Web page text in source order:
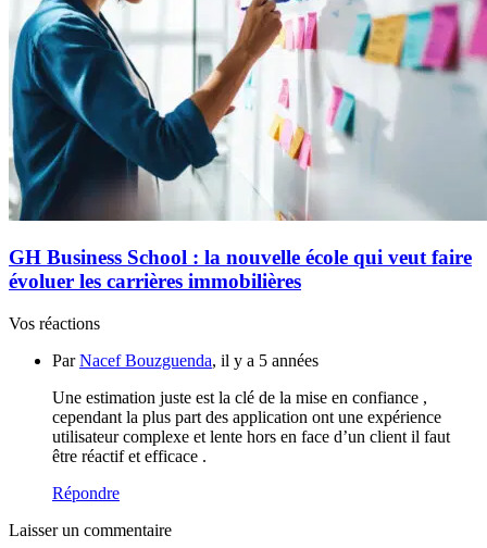
GH Business School : la nouvelle école qui veut faire
évoluer les carrières immobilières
Vos réactions
ParNacef Bouzguenda, il y a 5 années
Une estimation juste est la clé de la mise en confiance ,
cependant la plus part des application ont une expérience
utilisateur complexe et lente hors en face d’un client il faut
être réactif et efficace .
Répondre
Laisser un commentaire